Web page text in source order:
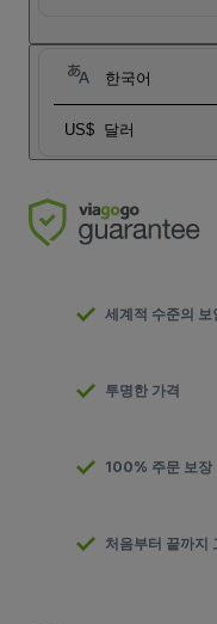
한국어
US$ 달러
세계적 수준의 보
투명한 가격
100% 주문 보장
처음부터 끝까지